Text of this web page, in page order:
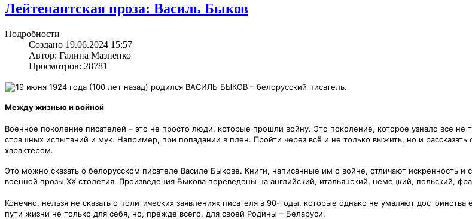
Лейтенантская проза: Василь Быков
Подробности
Создано 19.06.2024 15:57
Автор: Галина Мазненко
Просмотров: 28781
19 июня 1924 года (100 лет назад) родился ВАСИЛЬ БЫКОВ – белорусский писатель.
Между жизнью и войной
Военное поколение писателей – это не просто люди, которые прошли войну. Это поколение, которое узнало все
страшных испытаний и мук. Например, при попадании в плен. Пройти через всё и не только выжить, но и
характером.
Это можно сказать о белорусском писателе Василе Быкове. Книги, написанные им о войне, отличают
военной прозы ХХ столетия. Произведения Быкова переведены на английский, итальянский, немецкий, польский,
Конечно, нельзя не сказать о политических заявлениях писателя в 90-годы, которые однако не умаляют
пути жизни не только для себя, но, прежде всего, для своей Родины – Беларуси.